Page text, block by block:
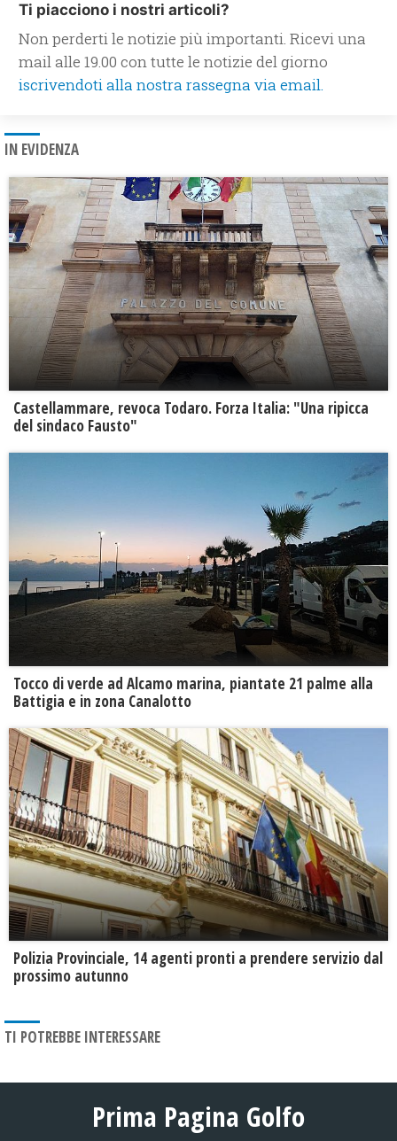
Ti piacciono i nostri articoli?
Non perderti le notizie più importanti. Ricevi una
mail alle 19.00 con tutte le notizie del giorno
iscrivendoti alla nostra rassegna via email.
IN EVIDENZA
Castellammare, revoca Todaro. Forza Italia: "Una ripicca
del sindaco Fausto"
Tocco di verde ad Alcamo marina, piantate 21 palme alla
Battigia e in zona Canalotto
​Polizia Provinciale, 14 agenti pronti a prendere servizio dal
prossimo autunno
TI POTREBBE INTERESSARE
Prima Pagina Golfo